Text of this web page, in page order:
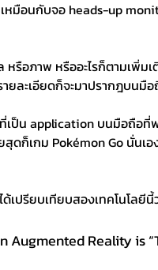
หมือนกับจอ heads-up
รือภาพ หรืออะไรก็ตามเพิ่
ยละเอียดก็จะมาปรากฎบนมื
น application บนมือถือที่พ
สุดก็เกม Pokémon Go นั่น
เปรียบเทียบสองเทคโนโลยีนี้
Augmented Reality is